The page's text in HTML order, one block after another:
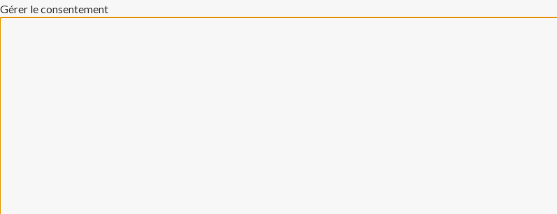
Gérer le consentement